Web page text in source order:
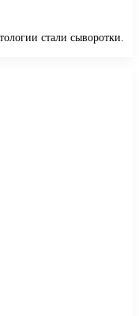
стали сыворотки.